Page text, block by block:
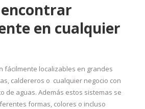
encontrar
en cualquier
fácilmente localizables en grandes
caldereros o cualquier negocio con
de aguas. Además estos sistemas se
formas, colores o incluso